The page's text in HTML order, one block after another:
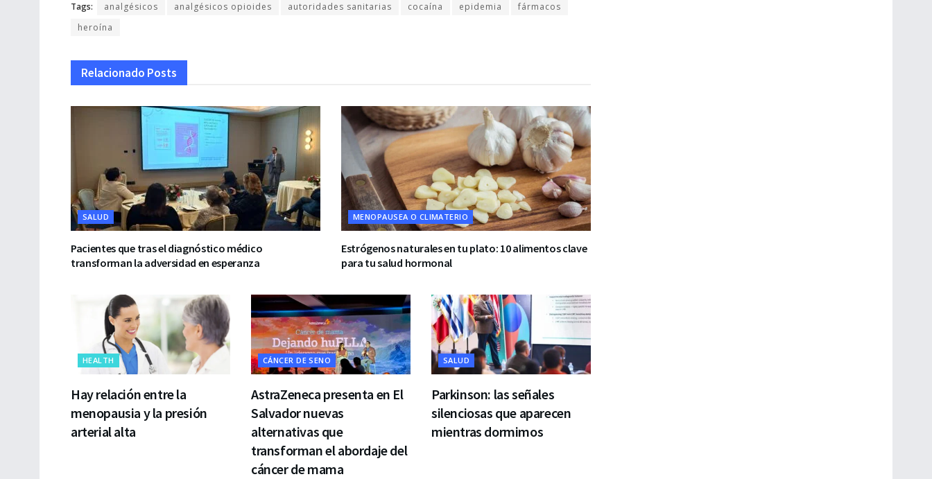
Tags: analgésicos analgésicos opioides autoridades sanitarias cocaína epidemia
fármacos
heroína
Relacionado Posts
SALUD
Pacientes que tras el diagnóstico médico
transforman la adversidad en esperanza
MENOPAUSEA O CLIMATERIO
Estrógenos naturales en tu plato: 10 alimentos clave
para tu salud hormonal
HEALTH
Hay relación entre la
menopausia y la presión
arterial alta
CÁNCER DE SENO
AstraZeneca presenta en El
Salvador nuevas
alternativas que
transforman el abordaje del
cáncer de mama
SALUD
Parkinson: las señales
silenciosas que aparecen
mientras dormimos